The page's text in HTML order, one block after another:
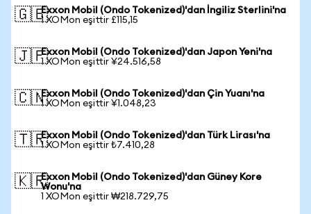
🇬🇧Exxon Mobil (Ondo Tokenized)'dan İngiliz Sterlini'na
1 XOMon eşittir £115,15
🇯🇵Exxon Mobil (Ondo Tokenized)'dan Japon Yeni'na
1 XOMon eşittir ¥24.516,58
🇨🇳Exxon Mobil (Ondo Tokenized)'dan Çin Yuanı'na
1 XOMon eşittir ¥1.048,23
🇹🇷Exxon Mobil (Ondo Tokenized)'dan Türk Lirası'na
1 XOMon eşittir ₺7.410,28
🇰🇷Exxon Mobil (Ondo Tokenized)'dan Güney Kore
Wonu'na
1 XOMon eşittir ₩218.729,75